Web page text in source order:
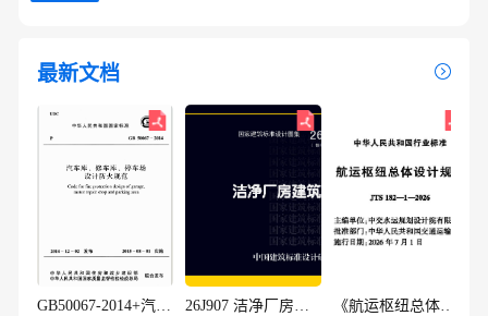
最新文档
GB50067-2014+汽车库、修车库、停车场设计防火规范 26J907 洁净厂房建筑构造 《航运枢纽总体设计规范》 (JTS 182-1-2026)